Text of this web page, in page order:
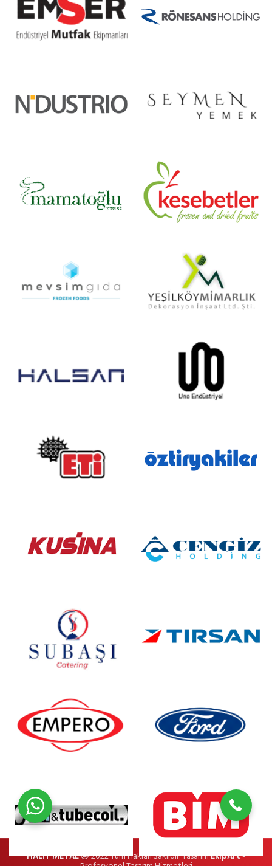
HALİT METAL 2022 Tüm Hakları Saklıdır. TasarımEkipArt-